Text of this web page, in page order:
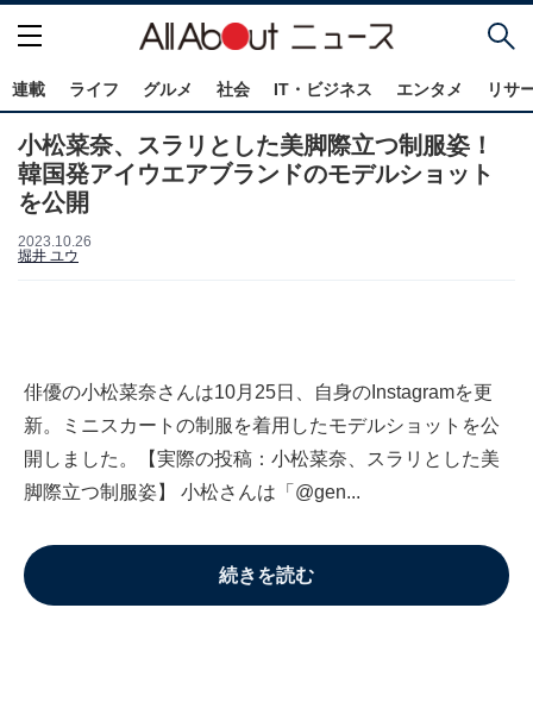
連載 ライフ グルメ 社会 IT・ビジネス エンタメ リサ
小松菜奈、スラリとした美脚際立つ制服姿！
韓国発アイウエアブランドのモデルショット
を公開
2023.10.26
堀井 ユウ
俳優の小松菜奈さんは10月25日、自身のInstagramを更
新。ミニスカートの制服を着用したモデルショットを公
開しました。【実際の投稿：小松菜奈、スラリとした美
脚際立つ制服姿】 小松さんは「@gen...
続きを読む